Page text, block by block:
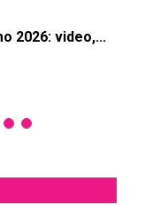
2026: video,...